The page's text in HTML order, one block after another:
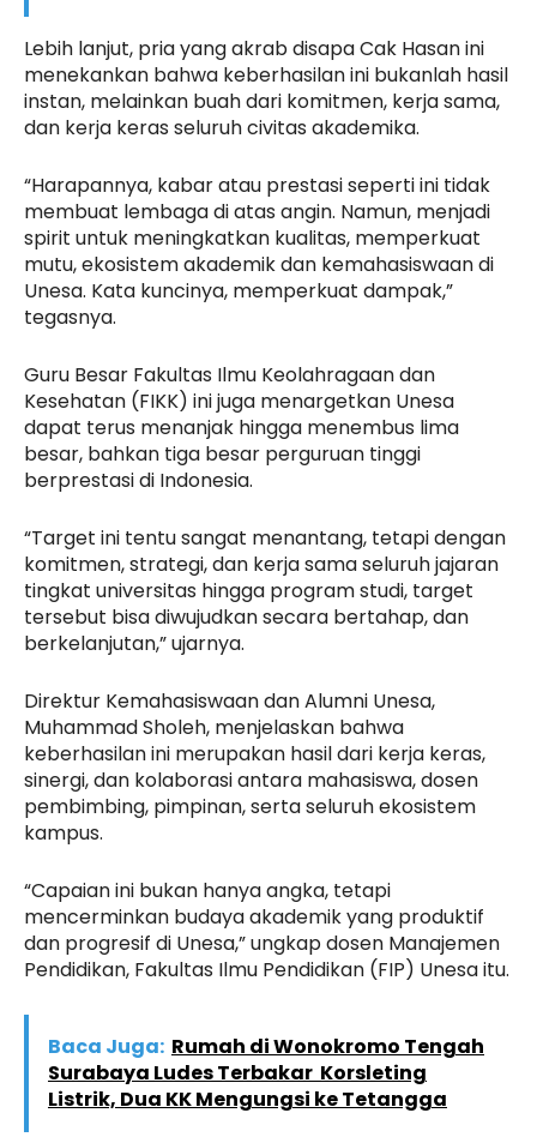
Lebih lanjut, pria yang akrab disapa Cak Hasan ini
menekankan bahwa keberhasilan ini bukanlah hasil
instan, melainkan buah dari komitmen, kerja sama,
dan kerja keras seluruh civitas akademika.
“Harapannya, kabar atau prestasi seperti ini tidak
membuat lembaga di atas angin. Namun, menjadi
spirit untuk meningkatkan kualitas, memperkuat
mutu, ekosistem akademik dan kemahasiswaan di
Unesa. Kata kuncinya, memperkuat dampak,”
tegasnya.
Guru Besar Fakultas Ilmu Keolahragaan dan
Kesehatan (FIKK) ini juga menargetkan Unesa
dapat terus menanjak hingga menembus lima
besar, bahkan tiga besar perguruan tinggi
berprestasi di Indonesia.
“Target ini tentu sangat menantang, tetapi dengan
komitmen, strategi, dan kerja sama seluruh jajaran
tingkat universitas hingga program studi, target
tersebut bisa diwujudkan secara bertahap, dan
berkelanjutan,” ujarnya.
Direktur Kemahasiswaan dan Alumni Unesa,
Muhammad Sholeh, menjelaskan bahwa
keberhasilan ini merupakan hasil dari kerja keras,
sinergi, dan kolaborasi antara mahasiswa, dosen
pembimbing, pimpinan, serta seluruh ekosistem
kampus.
“Capaian ini bukan hanya angka, tetapi
mencerminkan budaya akademik yang produktif
dan progresif di Unesa,” ungkap dosen Manajemen
Pendidikan, Fakultas Ilmu Pendidikan (FIP) Unesa itu.
Baca Juga: Rumah di Wonokromo Tengah
Surabaya Ludes Terbakar Korsleting
Listrik, Dua KK Mengungsi ke Tetangga